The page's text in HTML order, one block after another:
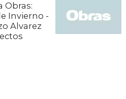
Obras:
Invierno -
Alvarez